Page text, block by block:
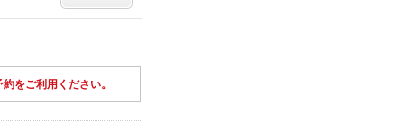
をご利用ください。